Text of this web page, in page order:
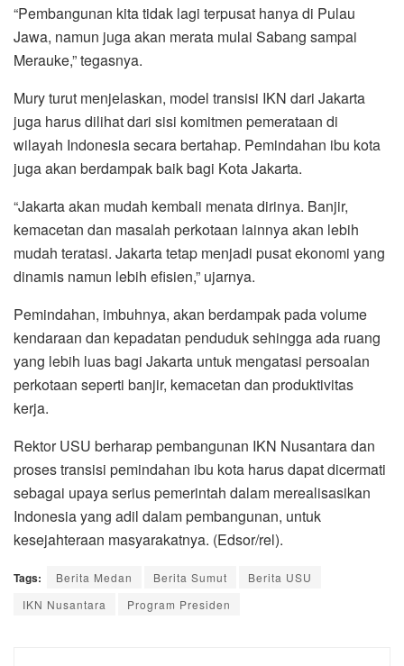
“Pembangunan kita tidak lagi terpusat hanya di Pulau
Jawa, namun juga akan merata mulai Sabang sampai
Merauke,” tegasnya.
Mury turut menjelaskan, model transisi IKN dari Jakarta
juga harus dilihat dari sisi komitmen pemerataan di
wilayah Indonesia secara bertahap. Pemindahan ibu kota
juga akan berdampak baik bagi Kota Jakarta.
“Jakarta akan mudah kembali menata dirinya. Banjir,
kemacetan dan masalah perkotaan lainnya akan lebih
mudah teratasi. Jakarta tetap menjadi pusat ekonomi yang
dinamis namun lebih efisien,” ujarnya.
Pemindahan, imbuhnya, akan berdampak pada volume
kendaraan dan kepadatan penduduk sehingga ada ruang
yang lebih luas bagi Jakarta untuk mengatasi persoalan
perkotaan seperti banjir, kemacetan dan produktivitas
kerja.
Rektor USU berharap pembangunan IKN Nusantara dan
proses transisi pemindahan ibu kota harus dapat dicermati
sebagai upaya serius pemerintah dalam merealisasikan
Indonesia yang adil dalam pembangunan, untuk
kesejahteraan masyarakatnya. (Edsor/rel).
Tags: Berita Medan Berita Sumut
Berita USU
IKN Nusantara
Program Presiden